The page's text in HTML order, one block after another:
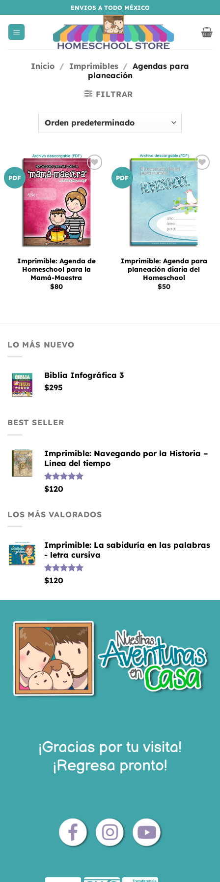
al
contenido
ENVIOS A TODO MÉXICO
Inicio / Imprimibles / Agendas para
planeación
FILTRAR
PDF
Añadir
a la
lista
de
deseos
Imprimible: Agenda de
Homeschool para la
Mamá-Maestra
$80
PDF
Añadir
a la
lista
de
deseos
Imprimible: Agenda para
planeación diaria del
Homeschool
$50
LO MÁS NUEVO
Biblia Infográfica 3
$295
BEST SELLER
Imprimible: Navegando por la Historia –
Línea del tiempo
Valorado
$120
LOS MÁS VALORADOS
Imprimible: La sabiduría en las palabras
- letra cursiva
Valorado
$120